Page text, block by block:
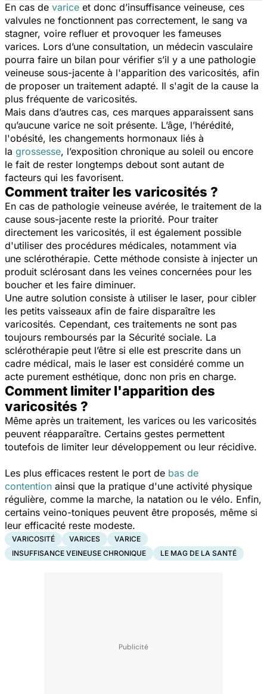
En cas de varice et donc d’insuffisance veineuse, ces
valvules ne fonctionnent pas correctement, le sang va
stagner, voire refluer et provoquer les fameuses
varices. Lors d’une consultation, un médecin vasculaire
pourra faire un bilan pour vérifier s’il y a une pathologie
veineuse sous-jacente à l'apparition des varicosités, afin
de proposer un traitement adapté. Il s'agit de la cause la
plus fréquente de varicosités.
Mais dans d’autres cas, ces marques apparaissent sans
qu’aucune varice ne soit présente. L’âge, l’hérédité,
l'obésité, les changements hormonaux liés à
la grossesse, l’exposition chronique au soleil ou encore
le fait de rester longtemps debout sont autant de
facteurs qui les favorisent.
Comment traiter les varicosités ?
En cas de pathologie veineuse avérée, le traitement de la
cause sous-jacente reste la priorité. Pour traiter
directement les varicosités, il est également possible
d'utiliser des procédures médicales, notamment via
une sclérothérapie. Cette méthode consiste à injecter un
produit sclérosant dans les veines concernées pour les
boucher et les faire diminuer.
Une autre solution consiste à utiliser le laser, pour cibler
les petits vaisseaux afin de faire disparaître les
varicosités. Cependant, ces traitements ne sont pas
toujours remboursés par la Sécurité sociale. La
sclérothérapie peut l’être si elle est prescrite dans un
cadre médical, mais le laser est considéré comme un
acte purement esthétique, donc non pris en charge.
Comment limiter l'apparition des
varicosités ?
Même après un traitement, les varices ou les varicosités
peuvent réapparaître. Certains gestes permettent
toutefois de limiter leur développement ou leur récidive.
Les plus efficaces restent le port de bas de
contention ainsi que la pratique d'une activité physique
régulière, comme la marche, la natation ou le vélo. Enfin,
certains veino-toniques peuvent être proposés, même si
leur efficacité reste modeste.
VARICOSITÉ VARICES
VARICE
INSUFFISANCE VEINEUSE CHRONIQUE
LE MAG DE LA SANTÉ